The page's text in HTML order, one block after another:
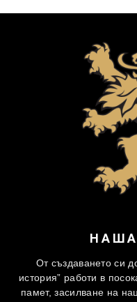
От създаването си
история” работи в
памет, засилване на